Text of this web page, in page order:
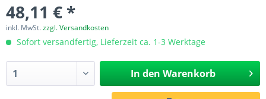
48,11 € *
inkl. MwSt.zzgl. Versandkosten
Sofort versandfertig, Lieferzeit ca. 1-3 Werktage
In den Warenkorb